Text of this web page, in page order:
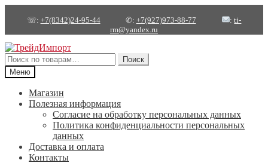
☏: +7(8342)24-95-44✆: +7(927)973-88-77 :ti-
rm@yandex.ru
Перейти
к
навигации
Перейти
к
содержимому
Искать:
Поиск
Меню
Магазин
Полезная информация
Согласие на обработку персональных данных
Политика конфиденциальности персональных
данных
Доставка и оплата
Контакты